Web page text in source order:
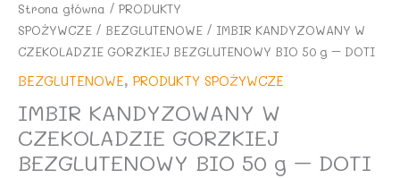
Strona główna / PRODUKTY
SPOŻYWCZE / BEZGLUTENOWE / IMBIR KANDYZOWANY W
CZEKOLADZIE GORZKIEJ BEZGLUTENOWY BIO 50 g – DOTI
BEZGLUTENOWE, PRODUKTY SPOŻYWCZE
IMBIR KANDYZOWANY W
CZEKOLADZIE GORZKIEJ
BEZGLUTENOWY BIO 50 g – DOTI